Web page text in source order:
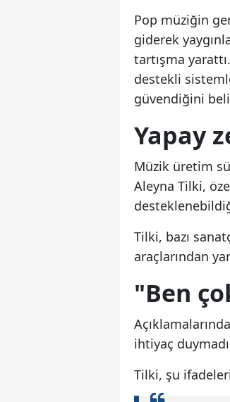
Pop müziğin
giderek
tartışma
destekli
güvendiğini
Yapay
Müzik üretim
Aleyna Tilki,
Tilki, bazı
araçlarından
"Ben
ihtiyaç
Tilki, şu